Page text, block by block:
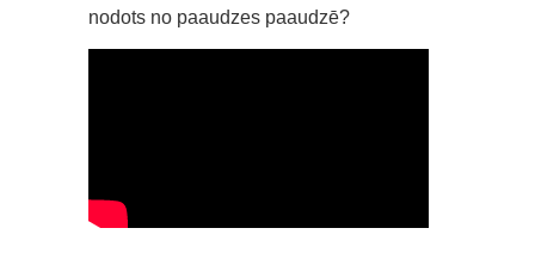
nodots no paaudzes paaudzē?